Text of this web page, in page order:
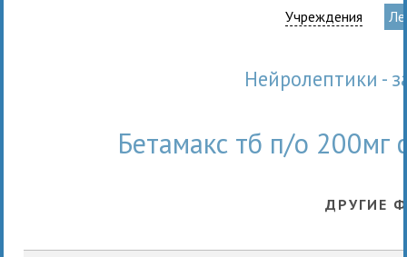
Учреждения
Нейролептики
Бетамакс тб п/о
ДРУГИЕ